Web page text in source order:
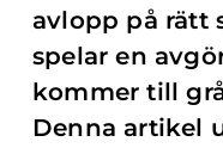
avlopp på rätt
spelar en
kommer till
Denna artikel